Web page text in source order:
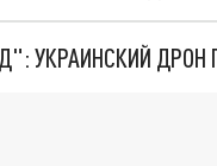
УКРАИНСКИЙ